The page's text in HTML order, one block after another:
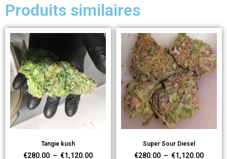
Produits similaires
Tangie kush
€280.00 – €1,120.00
Super Sour Diesel
€280.00 – €1,120.00